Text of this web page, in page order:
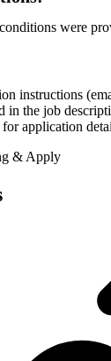
were
instructions
the job
application
& Apply